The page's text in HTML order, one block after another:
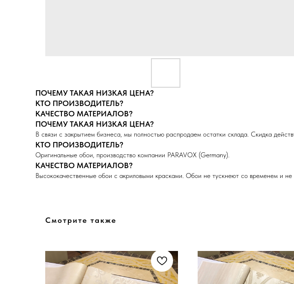
ПОЧЕМУ ТАКАЯ НИЗКАЯ ЦЕНА?
КТО ПРОИЗВОДИТЕЛЬ?
КАЧЕСТВО МАТЕРИАЛОВ?
ПОЧЕМУ ТАКАЯ НИЗКАЯ ЦЕНА?
В связи с закрытием бизнеса, мы полностью распродаем остатки склада. Скидка
КТО ПРОИЗВОДИТЕЛЬ?
Оригинальные обои, производство компании PARAVOX (Germany).
КАЧЕСТВО МАТЕРИАЛОВ?
Высококачественные обои с акриловыми красками. Обои не тускнеют со временем и
Смотрите также